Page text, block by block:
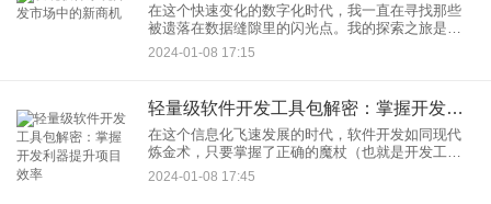
在这个快速变化的数字化时代，我一直在寻找那些
被遗落在数据缝隙里的闪光点。我的探索之旅是在
软件系统开发市场中，那是一片充满了无限可能性
的土地。这不仅是一片沃土，更是一个新商机的宝
2024-01-08 17:15
轻量级软件开发工具包解密：掌握开发利器提升项目效率
在这个信息化飞速发展的时代，软件开发如同现代
炼金术，只要掌握了正确的魔杖（也就是开发工
具），就能在数字世界里变出一个又一个奇迹。我
就是那位手持魔杖的炼金术士，今天，我要带大家
2024-01-08 17:45